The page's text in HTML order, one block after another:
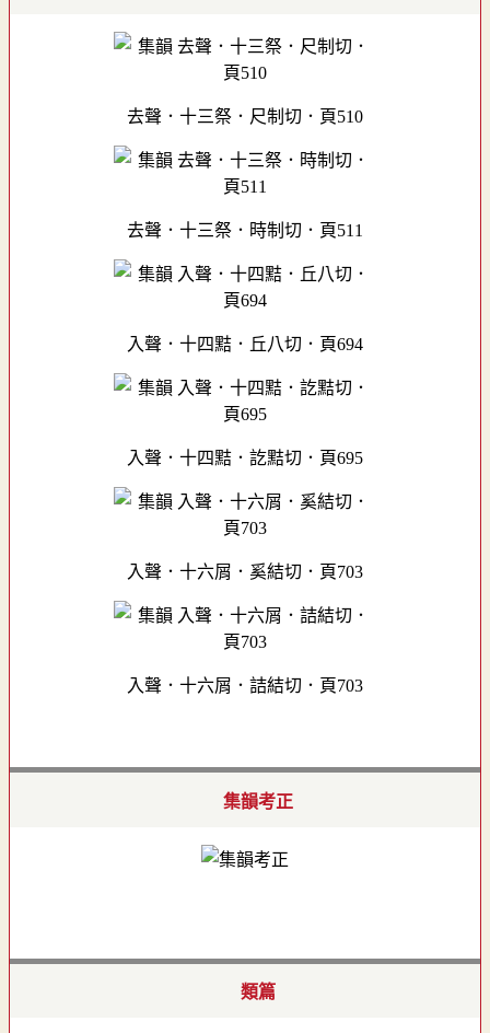
去聲．十三祭．尺制切．頁510
去聲．十三祭．時制切．頁511
入聲．十四黠．丘八切．頁694
入聲．十四黠．訖黠切．頁695
入聲．十六屑．奚結切．頁703
入聲．十六屑．詰結切．頁703
集韻考正
類篇